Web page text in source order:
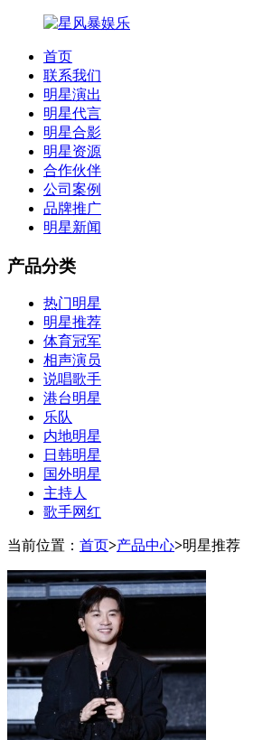
首页
联系我们
明星演出
明星代言
明星合影
明星资源
合作伙伴
公司案例
品牌推广
明星新闻
产品分类
热门明星
明星推荐
体育冠军
相声演员
说唱歌手
港台明星
乐队
内地明星
日韩明星
国外明星
主持人
歌手网红
当前位置： 首页>产品中心>明星推荐